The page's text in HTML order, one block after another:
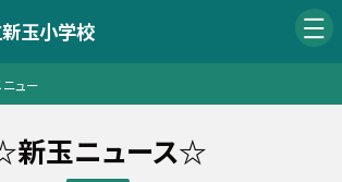
玉小学校
ュー
玉ニュース☆